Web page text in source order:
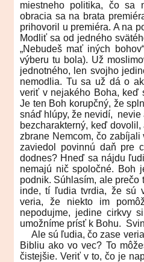
miestneho politika, čo sa
obracia sa na brata
prihovoril u premiéra. A na
Modliť sa od jedného
„Nebudeš mať iných
výberu tu bola). Už
jednotného, len svojho
nemodlia. Tu sa už dá o
veriť v nejakého Boha, keď
Je ten Boh korupčný, že
snáď hlúpy, že nevidí,
bezcharakterný, keď
zbrane Nemcom, čo
zaviedol povinnú daň pre
dodnes? Hneď sa nájdu
nemajú nič spoločné. Boh
podnik. Súhlasím, ale
inde, tí ľudia tvrdia, že sú
veria, že niekto im
nepodujme, jedine cirkvy
umožníme prísť k Bohu.
Ale sú ľudia, čo zase
Bibliu ako vo vec? To
čistejšie. Veriť v to, čo je